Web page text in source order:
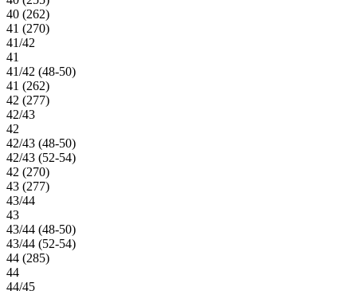
40 (262)
41 (270)
41/42
41
41/42 (48-50)
41 (262)
42 (277)
42/43
42
42/43 (48-50)
42/43 (52-54)
42 (270)
43 (277)
43/44
43
43/44 (48-50)
43/44 (52-54)
44 (285)
44
44/45